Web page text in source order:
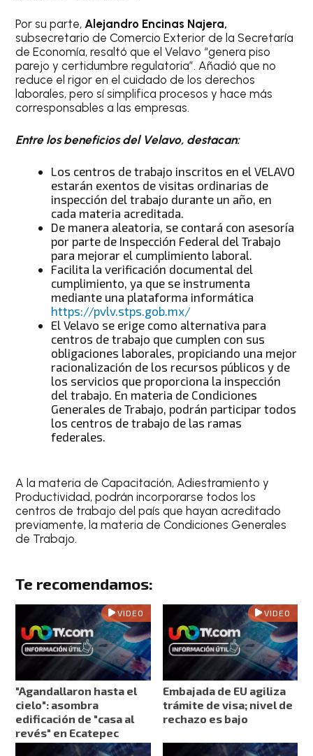
Por su parte,Alejandro Encinas Najera,
subsecretario de Comercio Exterior de la Secretaría
de Economía, resaltó que el Velavo “genera piso
parejo y certidumbre regulatoria”. Añadió que no
reduce el rigor en el cuidado de los derechos
laborales, pero sí simplifica procesos y hace más
corresponsables a las empresas.
Entre los beneficios del Velavo, destacan:
Los centros de trabajo inscritos en el VELAVO
estarán exentos de visitas ordinarias de
inspección del trabajo durante un año, en
cada materia acreditada.
De manera aleatoria, se contará con asesoría
por parte de Inspección Federal del Trabajo
para mejorar el cumplimiento laboral.
Facilita la verificación documental del
cumplimiento, ya que se instrumenta
mediante una plataforma informática
https://pvlv.stps.gob.mx/
El Velavo se erige como alternativa para
centros de trabajo que cumplen con sus
obligaciones laborales, propiciando una mejor
racionalización de los recursos públicos y de
los servicios que proporciona la inspección
del trabajo. En materia de Condiciones
Generales de Trabajo, podrán participar todos
los centros de trabajo de las ramas
federales.
A la materia de Capacitación, Adiestramiento y
Productividad, podrán incorporarse todos los
centros de trabajo del país que hayan acreditado
previamente, la materia de Condiciones Generales
de Trabajo.
Te recomendamos:
VIDEO
"Agandallaron hasta el
cielo": asombra
edificación de "casa al
revés" en Ecatepec
VIDEO
Embajada de EU agiliza
trámite de visa; nivel de
rechazo es bajo